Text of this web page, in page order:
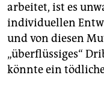
arbeitet, ist es
individuellen
und von diesen
„überflüssiges“
könnte ein